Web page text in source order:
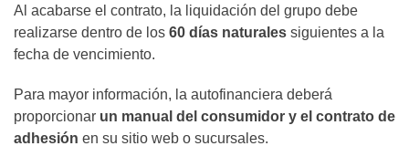
Al acabarse el contrato, la liquidación del grupo debe
realizarse dentro de los 60 días naturales siguientes a la
fecha de vencimiento.
Para mayor información, la autofinanciera deberá
proporcionar un manual del consumidor y el contrato de
adhesión en su sitio web o sucursales.